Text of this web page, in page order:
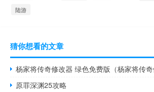
陆游
猜你想看的文章
原罪深渊25攻略